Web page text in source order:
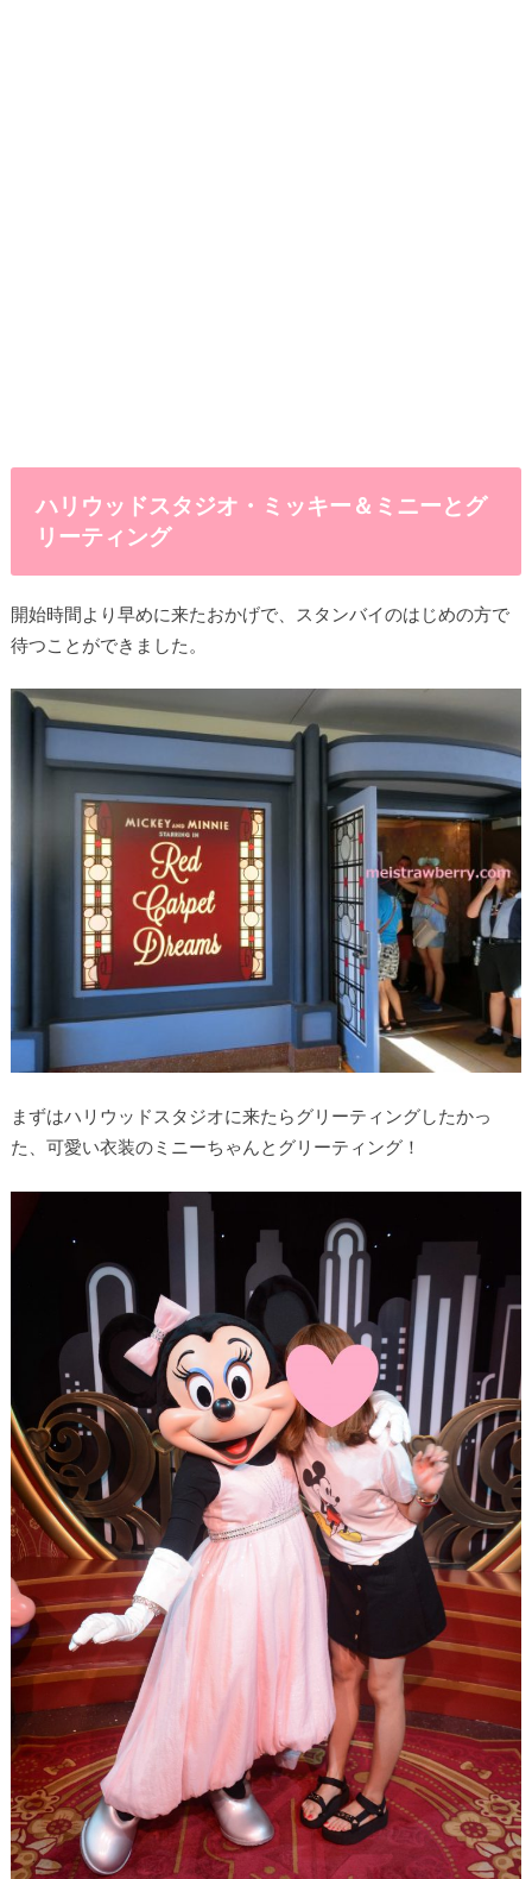
ハリウッドスタジオ・ミッキー＆ミニーとグ
リーティング
開始時間より早めに来たおかげで、スタンバイのはじめの方で
待つことができました。
まずはハリウッドスタジオに来たらグリーティングしたかっ
た、可愛い衣装のミニーちゃんとグリーティング！